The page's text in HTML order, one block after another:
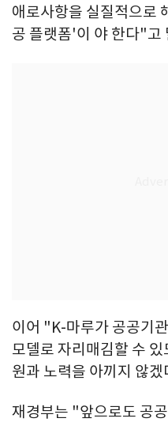
애로사항을 실질적으로
공 플랫폼'이 야 한다"고
이어 "K-마루가 공공기
모델로 자리매김할 수 있
원과 노력을 아끼지 않
재경부는 "앞으로도 공